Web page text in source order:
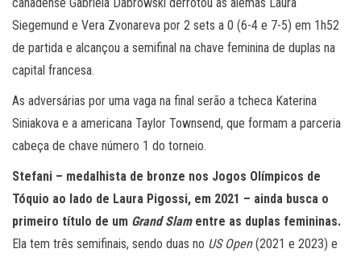
Siegemund e Vera Zvonareva por 2 sets a 0 (6-4 e 7-5) em 1h52
de partida e alcançou a semifinal na chave feminina de duplas na
capital francesa.
As adversárias por uma vaga na final serão a tcheca Katerina
Siniakova e a americana Taylor Townsend, que formam a parceria
cabeça de chave número 1 do torneio.
Stefani – medalhista de bronze nos Jogos Olímpicos de
Tóquio ao lado de Laura Pigossi, em 2021 – ainda busca o
primeiro título de um Grand Slamentre as duplas femininas.
Ela tem três semifinais, sendo duas no US Open(2021 e 2023) e